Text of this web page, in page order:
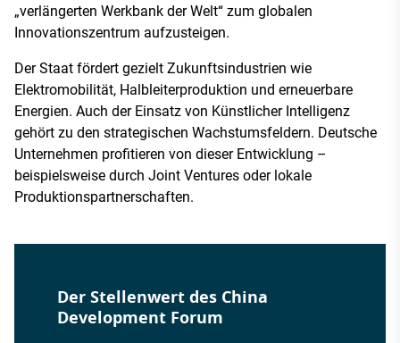
„verlängerten Werkbank der Welt“ zum globalen
Innovationszentrum aufzusteigen.
Der Staat fördert gezielt Zukunftsindustrien wie
Elektromobilität, Halbleiterproduktion und erneuerbare
Energien. Auch der Einsatz von Künstlicher Intelligenz
gehört zu den strategischen Wachstumsfeldern. Deutsche
Unternehmen profitieren von dieser Entwicklung –
beispielsweise durch Joint Ventures oder lokale
Produktionspartnerschaften.
Der Stellenwert des China
Development Forum